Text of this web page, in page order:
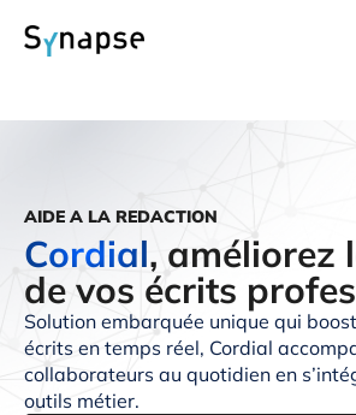
AIDE A LA REDACTION
Cordial, améliorez
de vos écrits
Solution embarquée unique qui
écrits en temps réel, Cordial
collaborateurs au quotidien en
outils métier.